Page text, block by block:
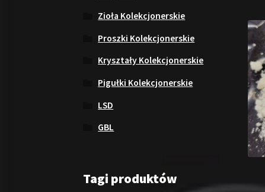
Zioła Kolekcjonerskie
Proszki Kolekcjonerskie
Kryształy Kolekcjonerskie
Pigułki Kolekcjonerskie
LSD
GBL
Tagi produktów